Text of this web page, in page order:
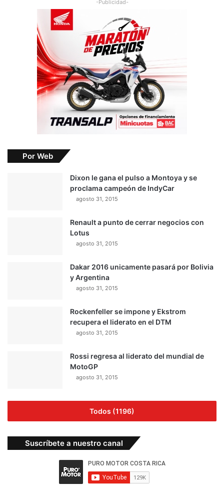
-Publicidad-
Por Web
Dixon le gana el pulso a Montoya y se
proclama campeón de IndyCar
agosto 31, 2015
Renault a punto de cerrar negocios con
Lotus
agosto 31, 2015
Dakar 2016 unicamente pasará por Bolivia
y Argentina
agosto 31, 2015
Rockenfeller se impone y Ekstrom
recupera el liderato en el DTM
agosto 31, 2015
Rossi regresa al liderato del mundial de
MotoGP
agosto 31, 2015
Todos (1196)
Suscríbete a nuestro canal